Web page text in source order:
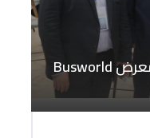
جيوشي تعزز شراكاتها في معرض Busworld